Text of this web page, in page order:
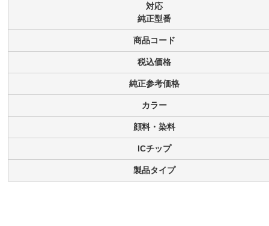
対応
純正型番
商品コード
税込価格
純正参考価格
カラー
顔料・染料
ICチップ
製品タイプ